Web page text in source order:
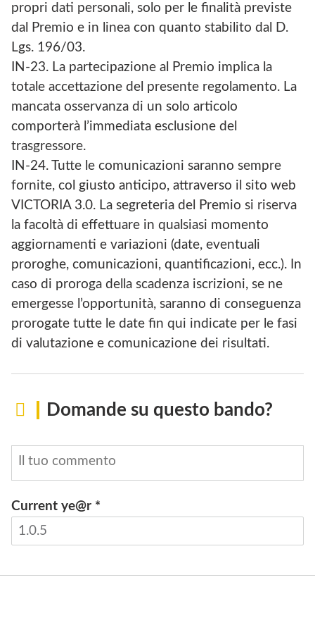
propri dati personali, solo per le finalità previste
dal Premio e in linea con quanto stabilito dal D.
Lgs. 196/03.
IN-23. La partecipazione al Premio implica la
totale accettazione del presente regolamento. La
mancata osservanza di un solo articolo
comporterà l’immediata esclusione del
trasgressore.
IN-24. Tutte le comunicazioni saranno sempre
fornite, col giusto anticipo, attraverso il sito web
VICTORIA 3.0. La segreteria del Premio si riserva
la facoltà di effettuare in qualsiasi momento
aggiornamenti e variazioni (date, eventuali
proroghe, comunicazioni, quantificazioni, ecc.). In
caso di proroga della scadenza iscrizioni, se ne
emergesse l’opportunità, saranno di conseguenza
prorogate tutte le date fin qui indicate per le fasi
di valutazione e comunicazione dei risultati.
Domande su questo bando?
Current ye@r *